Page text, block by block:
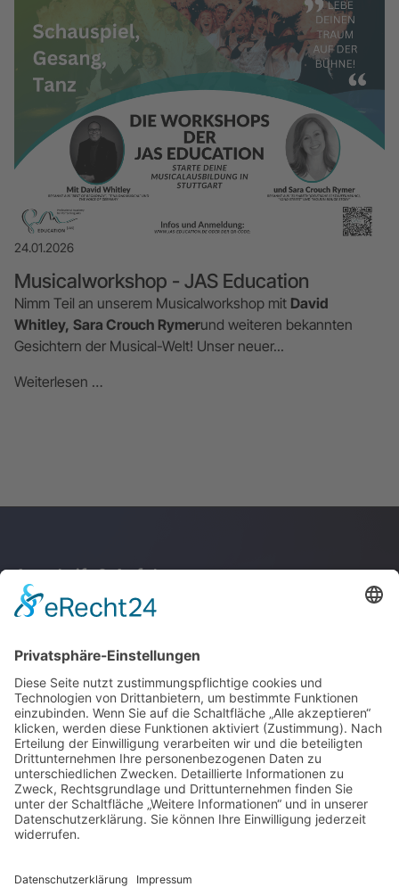
24.01.2026
Musicalworkshop - JAS Education
Nimm Teil an unserem Musicalworkshop mit David
Whitley, Sara Crouch Rymerund weiteren bekannten
Gesichtern der Musical-Welt! Unser neuer...
Weiterlesen …
Anschrift & Anfahrt
Junge Akademie
Kupferstraße 36
70565 Stuttgart
Anfahrt
© 2026 Junge Akademie
Stuttgart GmbH